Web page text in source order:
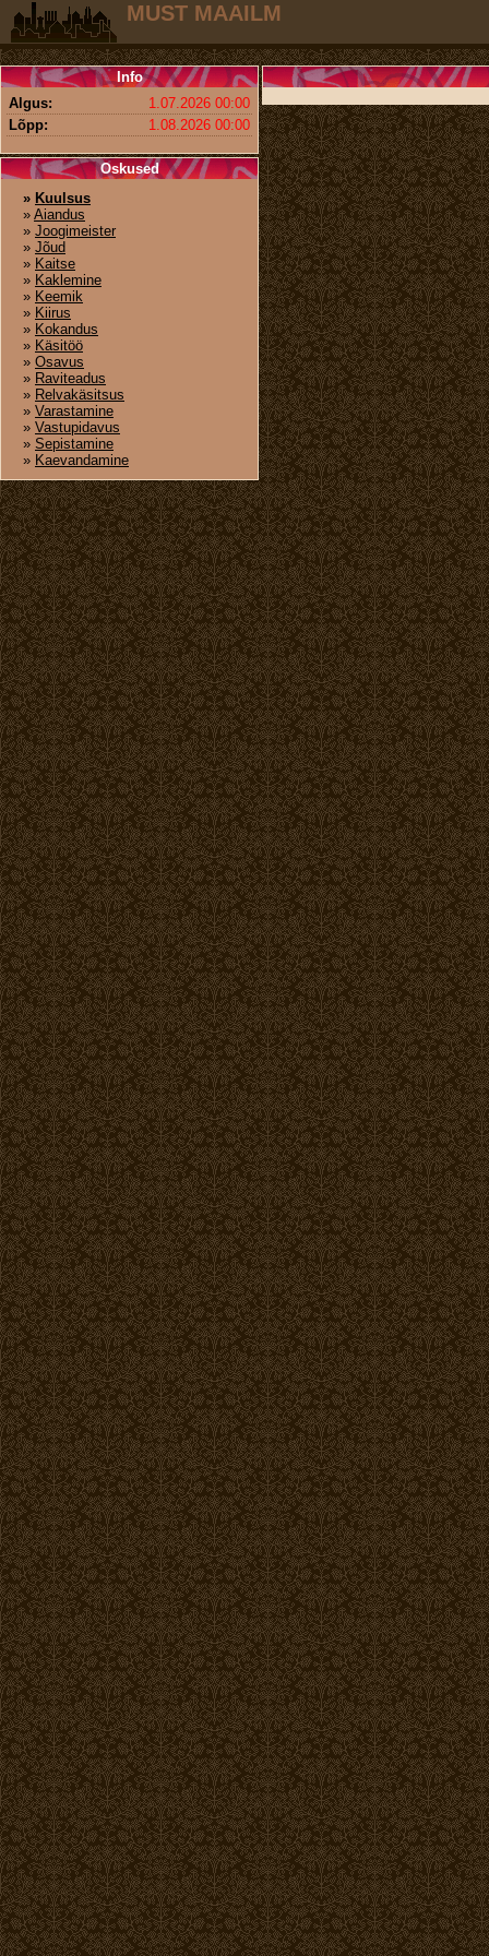
MUST MAAILM
Info
Algus:
1.07.2026 00:00
Lõpp:
1.08.2026 00:00
Oskused
» Kuulsus
» Aiandus
» Joogimeister
» Jõud
» Kaitse
» Kaklemine
» Keemik
» Kiirus
» Kokandus
» Käsitöö
» Osavus
» Raviteadus
» Relvakäsitsus
» Varastamine
» Vastupidavus
» Sepistamine
» Kaevandamine